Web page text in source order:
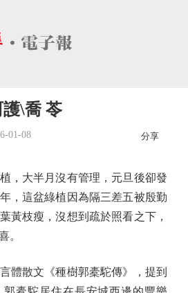
\喬 苓
01-08 分享
大半月沒有管理，元旦後卻發
，這盆綠植因為隔三差五被殷勤
黃枝瘦，沒想到疏於照看之下，
。
散文《種樹郭橐駝傳》，提到